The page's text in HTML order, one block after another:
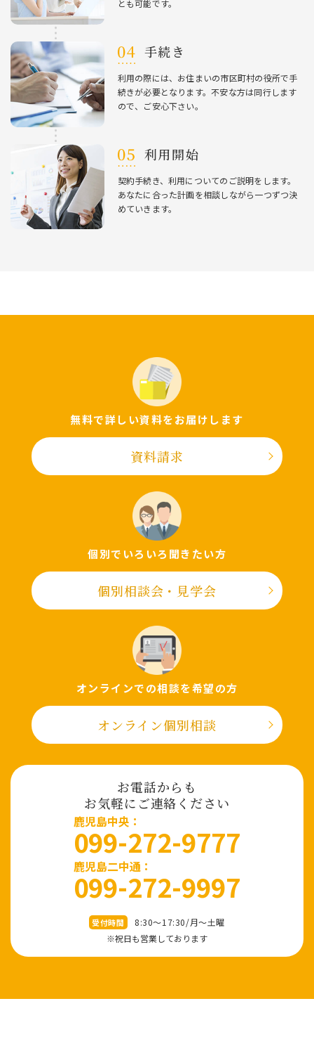
とも可能です。
⼿続き
利⽤の際には、お住まいの市区町村の役所で⼿
続きが必要となります。不安な⽅は同⾏します
ので、ご安⼼下さい。
利⽤開始
契約⼿続き、利⽤についてのご説明をします。
あなたに合った計画を相談しながら⼀つずつ決
めていきます。
無料で詳しい資料をお届けします
資料請求
個別でいろいろ聞きたい⽅
個別相談会・⾒学会
オンラインでの相談を希望の⽅
オンライン個別相談
お電話からも
お気軽にご連絡ください
⿅児島中央：
099-272-9777
鹿児島二中通：
099-272-9997
受付時間
8:30～17:30/⽉〜⼟曜
※祝⽇も営業しております